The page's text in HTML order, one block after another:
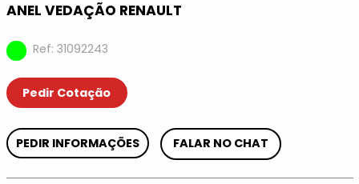
ANEL VEDAÇÃO RENAULT
Ref: 31092243
Pedir Cotação
PEDIR INFORMAÇÕES FALAR NO CHAT